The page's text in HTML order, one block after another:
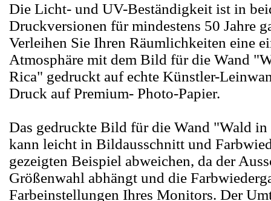
Die Licht- und UV-Beständigkeit ist in
Druckversionen für mindestens 50 Jahre
Verleihen Sie Ihren Räumlichkeiten eine
Atmosphäre mit dem Bild für die Wand
Rica" gedruckt auf echte Künstler-
Druck auf Premium- Photo-Papier.
Das gedruckte Bild für die Wand "Wald in
kann leicht in Bildausschnitt und
gezeigten Beispiel abweichen, da der
Größenwahl abhängt und die
Farbeinstellungen Ihres Monitors. Der